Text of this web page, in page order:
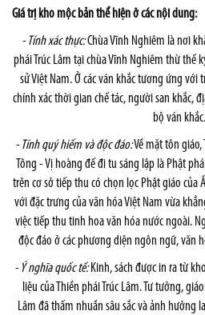
Giá trị kho mộc bản thể hiện ở các nội dung:
- Tính xác thực:Chùa Vĩnh Nghiêm là nơi
phái Trúc Lâm tại chùa Vĩnh Nghiêm thừ thế
sử Việt Nam. Ở các ván khắc tương ứng
chính xác thời gian chế tác, người san khắc,
bộ ván khắc.
- Tính quý hiếm và độc đáo:Về mặt tôn giáo,
Tông - Vị hoàng đế đi tu sáng lập là Phật
trên cơ sở tiếp thu có chọn lọc Phật giáo của
với đặc trưng của văn hóa Việt Nam vừa
việc tiếp thu tinh hoa văn hóa nước ngoài.
độc đáo ở các phương diện ngôn ngữ, văn
- Ý nghĩa quốc tế:Kinh, sách được in ra từ
liệu của Thiền phái Trúc Lâm. Tư tưởng,
Lâm đã thấm nhuần sâu sắc và ảnh hưởng